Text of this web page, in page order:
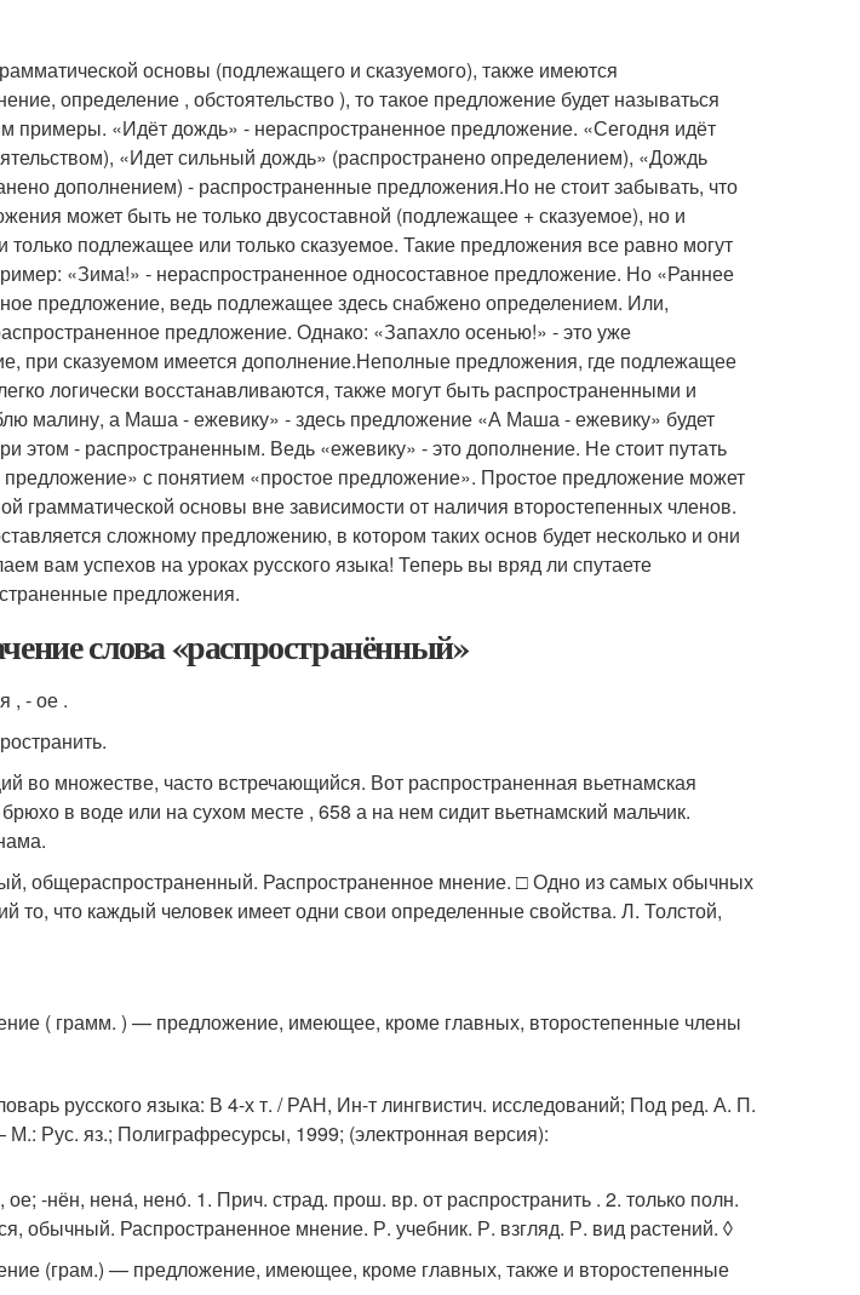
основы (подлежащего и сказуемого), также имеются
определение , обстоятельство ), то такое предложение будет называться
примеры. «Идёт дождь» - нераспространенное предложение. «Сегодня идёт
«Идет сильный дождь» (распространено определением), «Дождь
дополнением) - распространенные предложения.Но не стоит забывать, что
может быть не только двусоставной (подлежащее + сказуемое), но и
только подлежащее или только сказуемое. Такие предложения все равно могут
«Зима!» - нераспространенное односоставное предложение. Но «Раннее
предложение, ведь подлежащее здесь снабжено определением. Или,
предложение. Однако: «Запахло осенью!» - это уже
при сказуемом имеется дополнение.Неполные предложения, где подлежащее
логически восстанавливаются, также могут быть распространенными и
малину, а Маша - ежевику» - здесь предложение «А Маша - ежевику» будет
этом - распространенным. Ведь «ежевику» - это дополнение. Не стоит путать
с понятием «простое предложение». Простое предложение может
грамматической основы вне зависимости от наличия второстепенных членов.
сложному предложению, в котором таких основ будет несколько и они
вам успехов на уроках русского языка! Теперь вы вряд ли спутаете
предложения.
слова «распространённый»
- ое .
во множестве, часто встречающийся. Вот распространенная вьетнамская
в воде или на сухом месте , 658 а на нем сидит вьетнамский мальчик.
общераспространенный. Распространенное мнение. □ Одно из самых обычных
то, что каждый человек имеет одни свои определенные свойства. Л. Толстой,
( грамм. ) — предложение, имеющее, кроме главных, второстепенные члены
русского языка: В 4-х т. / РАН, Ин-т лингвистич. исследований; Под ред. А. П.
Рус. яз.; Полиграфресурсы, 1999; (электронная версия):
нена́, нено́. 1. Прич. страд. прош. вр. от распространить . 2. только полн.
обычный. Распространенное мнение. Р. учебник. Р. взгляд. Р. вид растений. ◊
(грам.) — предложение, имеющее, кроме главных, также и второстепенные